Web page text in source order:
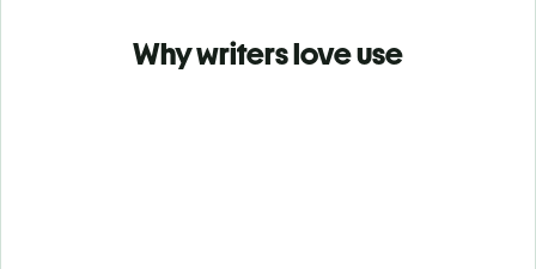
Why writers love use